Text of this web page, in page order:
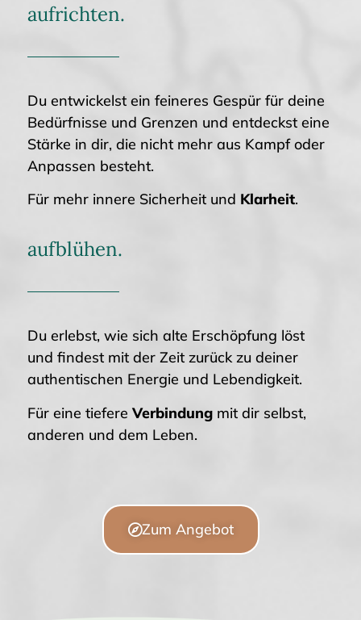
aufrichten.
Du entwickelst ein feineres Gespür für deine
Bedürfnisse und Grenzen und entdeckst eine
Stärke in dir, die nicht mehr aus Kampf oder
Anpassen besteht.
Für mehr innere Sicherheit und Klarheit.
aufblühen.
Du erlebst, wie sich alte Erschöpfung löst
und findest mit der Zeit zurück zu deiner
authentischen Energie und Lebendigkeit.
Für eine tiefereVerbindung mit dir selbst,
anderen und dem Leben.
Zum Angebot